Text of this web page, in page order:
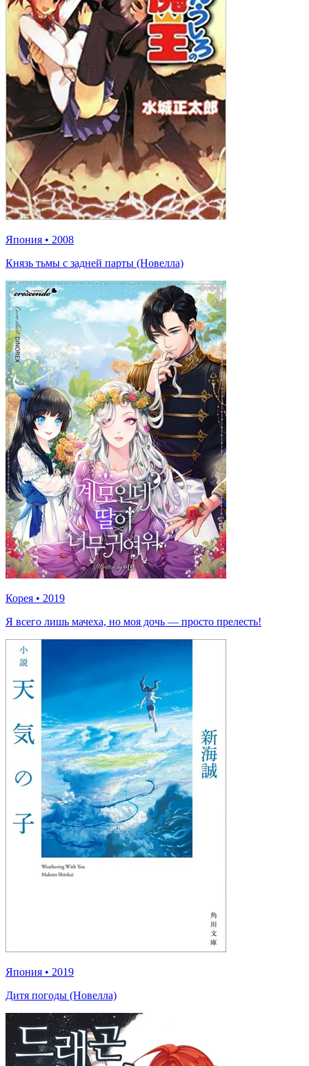
Япония • 2008
Князь тьмы с задней парты (Новелла)
Корея • 2019
Я всего лишь мачеха, но моя дочь — просто прелесть!
Япония • 2019
Дитя погоды (Новелла)